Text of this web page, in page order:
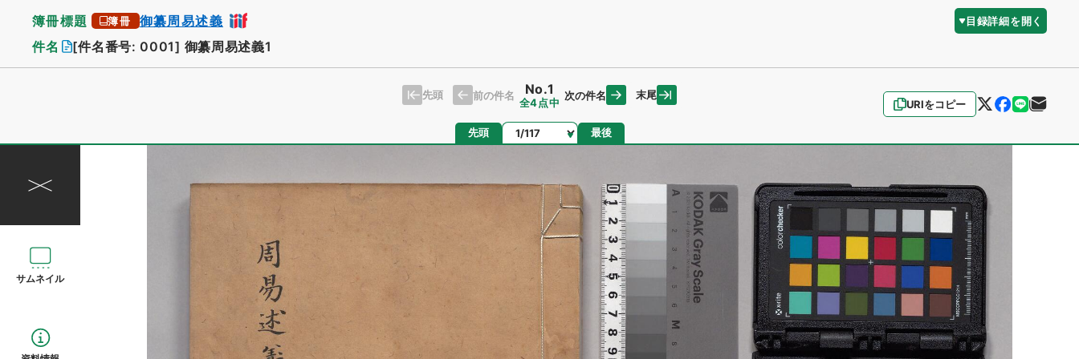
簿冊標題 簿冊 御纂周易述義 目録詳細を開く
件名 [件名番号: 0001] 御纂周易述義1
URIをコピー
先頭 前の件名 No.1
全4点中
次の件名 末尾
先頭 ページ 最後
サムネイル